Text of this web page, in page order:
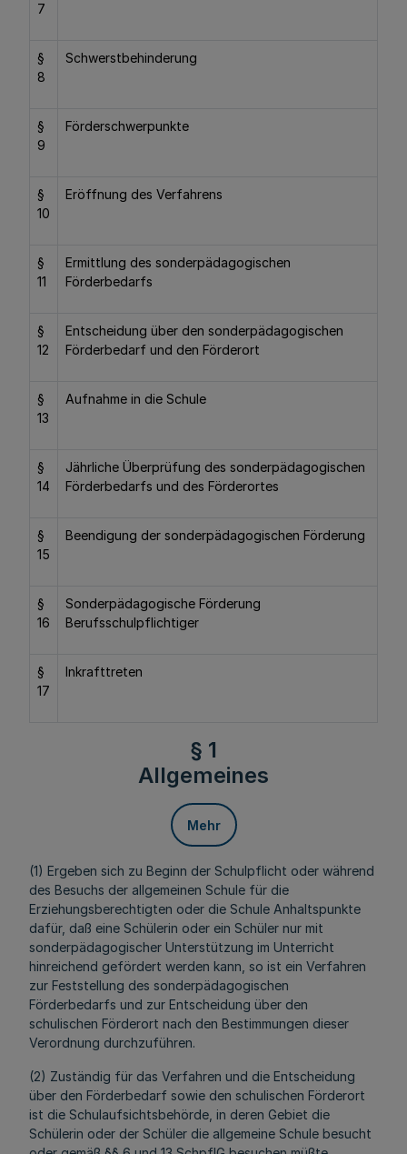
7
§
8
Schwerstbehinderung
§
9
Förderschwerpunkte
§
10
Eröffnung des Verfahrens
§
11
Ermittlung des sonderpädagogischen
Förderbedarfs
§
12
Entscheidung über den sonderpädagogischen
Förderbedarf und den Förderort
§
13
Aufnahme in die Schule
§
14
Jährliche Überprüfung des sonderpädagogischen
Förderbedarfs und des Förderortes
§
15
Beendigung der sonderpädagogischen Förderung
§
16
Sonderpädagogische Förderung
Berufsschulpflichtiger
§
17
Inkrafttreten
§ 1
Allgemeines
Mehr
(1) Ergeben sich zu Beginn der Schulpflicht oder während
des Besuchs der allgemeinen Schule für die
Erziehungsberechtigten oder die Schule Anhaltspunkte
dafür, daß eine Schülerin oder ein Schüler nur mit
sonderpädagogischer Unterstützung im Unterricht
hinreichend gefördert werden kann, so ist ein Verfahren
zur Feststellung des sonderpädagogischen
Förderbedarfs und zur Entscheidung über den
schulischen Förderort nach den Bestimmungen dieser
Verordnung durchzuführen.
(2) Zuständig für das Verfahren und die Entscheidung
über den Förderbedarf sowie den schulischen Förderort
ist die Schulaufsichtsbehörde, in deren Gebiet die
Schülerin oder der Schüler die allgemeine Schule besucht